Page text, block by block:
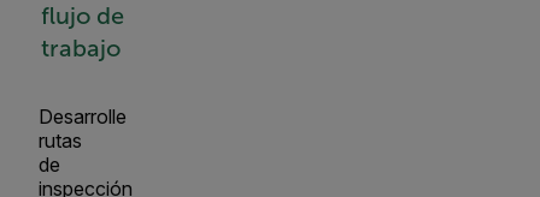
flujo de
trabajo
Desarrolle
rutas
de
inspección